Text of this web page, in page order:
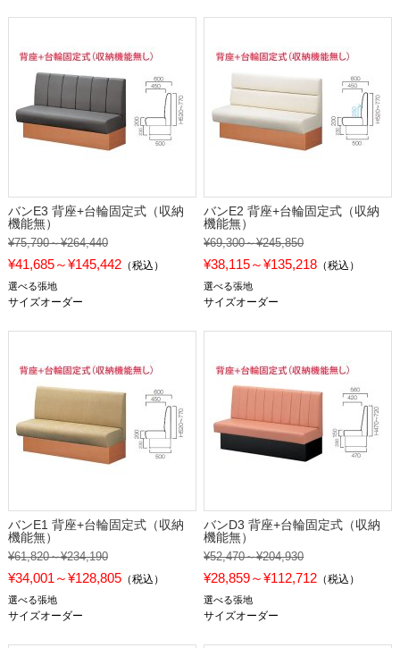
バンE3 背座+台輪固定式（収納
機能無）
¥75,790～¥264,440
¥41,685～¥145,442（税込）
選べる張地
サイズオーダー
バンE2 背座+台輪固定式（収納
機能無）
¥69,300～¥245,850
¥38,115～¥135,218 （税込）
選べる張地
サイズオーダー
バンE1 背座+台輪固定式（収納
機能無）
¥61,820～¥234,190
¥34,001～¥128,805（税込）
選べる張地
サイズオーダー
バンD3 背座+台輪固定式（収納
機能無）
¥52,470～¥204,930
¥28,859～¥112,712 （税込）
選べる張地
サイズオーダー